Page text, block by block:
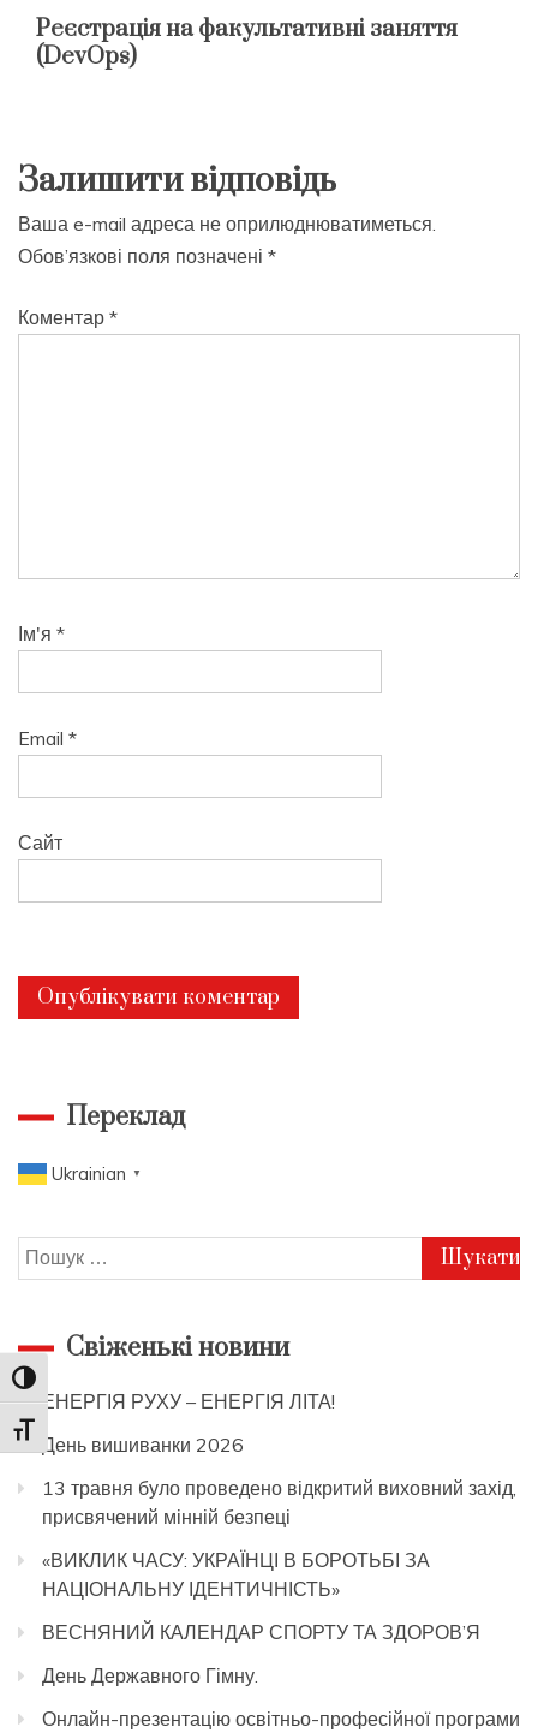
Toggle High Contrast
Toggle Font size
Реєстрація на факультативні заняття
(DevOps)
Залишити відповідь
Ваша e-mail адреса не оприлюднюватиметься.
Обов’язкові поля позначені *
Коментар *
Ім'я *
Email *
Сайт
Переклад
Ukrainian ▼
Пошук:
Свіженькі новини
ЕНЕРГІЯ РУХУ – ЕНЕРГІЯ ЛІТА!
День вишиванки 2026
13 травня було проведено відкритий виховний захід,
присвячений мінній безпеці
«ВИКЛИК ЧАСУ: УКРАЇНЦІ В БОРОТЬБІ ЗА
НАЦІОНАЛЬНУ ІДЕНТИЧНІСТЬ»
ВЕСНЯНИЙ КАЛЕНДАР СПОРТУ ТА ЗДОРОВ’Я
День Державного Гімну.
Онлайн-презентацію освітньо-професійної програми